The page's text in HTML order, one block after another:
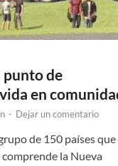
punto de
en
- Dejar un comentario
de 150 países que
la Nueva